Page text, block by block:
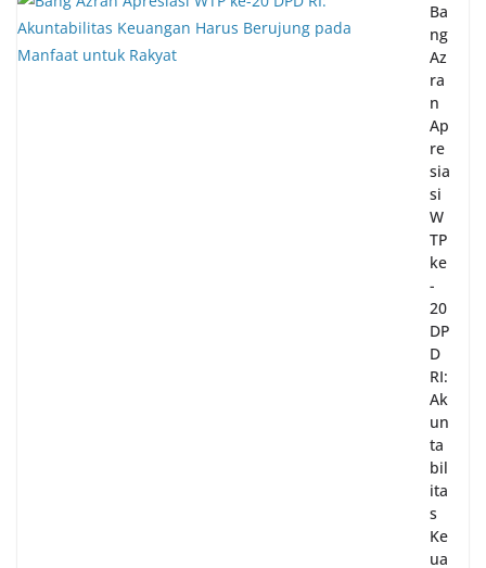
Ba
ng
Az
ra
n
Ap
re
sia
si
W
TP
ke
-
20
DP
D
RI:
Ak
un
ta
bil
ita
s
Ke
ua